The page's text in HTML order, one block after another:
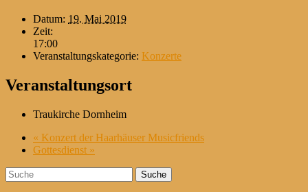
Datum: 19. Mai 2019
Zeit:
17:00
Veranstaltungskategorie: Konzerte
Veranstaltungsort
Traukirche Dornheim
« Konzert der Haarhäuser Musicfriends
Gottesdienst »
Suche
nach: